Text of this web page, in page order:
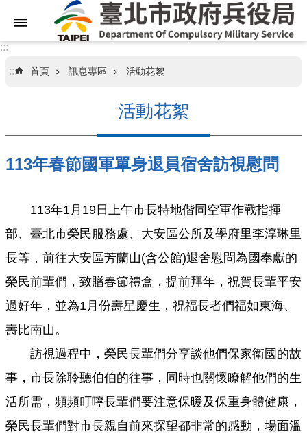
跳到主要內容區塊
業
息
專
區
便
務
訊
:::
::: 首頁 訊息專區 活動花絮
活動花絮
113年春節國軍單身退員宿舍訪視慰問
113年1月19日上午市長特地偕同空軍作戰指揮
部、臺北市榮民服務處、大安區公所及學府里李淳琳里
長等，前往大安區芳蘭山(含公館)退舍慰問為國奉獻的
榮民前輩們，致贈春節禮盒，提前拜年，祝賀長輩平安
過好年，並為1月份壽星慶生，祝福長者們福如東海、
壽比南山。
訪視過程中，榮民長輩們分享談他們保家衛國的故
事，市長除聆聽伯伯的往事，同時也關懷瞭解他們的生
活所需，頻頻叮嚀長輩們要注意保暖及保重身體健康，
榮民長輩們對市長親自前來探望都非常的感動，場面溫